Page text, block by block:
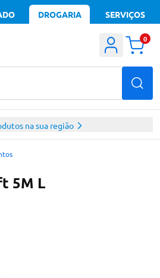
DROGARIA SERVIÇOS
0
na sua região
5M L